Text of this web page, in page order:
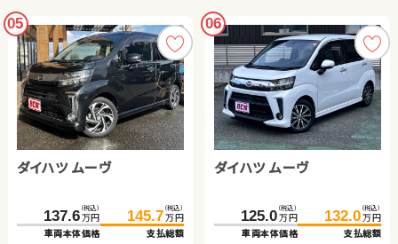
05
ダイハツ ムーヴ
137.6 （税込）
万円
車両本体価格
145.7 （税込）
万円
支払総額
06
ダイハツ ムーヴ
125.0 （税込）
万円
車両本体価格
132.0 （税込）
万円
支払総額